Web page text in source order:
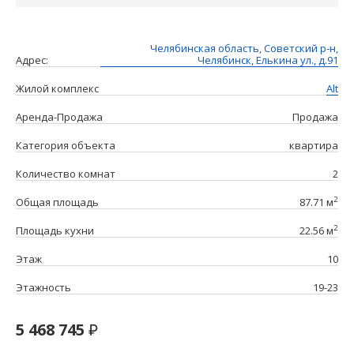
Адрес:
Челябинская область, Советский р-н,
Челябинск, Елькина ул., д.91
Жилой комплекс
Alt
Аренда-Продажа
Продажа
Категория объекта
квартира
Количество комнат
2
Общая площадь
87.71 м2
Площадь кухни 22.56 м2
Этаж
10
Этажность
19-23
5 468 745